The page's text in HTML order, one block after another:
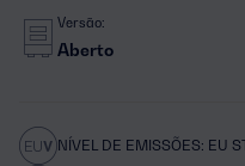
Versão:
Aberto
NÍVEL DE EMISSÕES: EU